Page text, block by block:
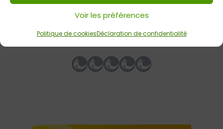
Voir les préférences
Politique de cookiesDéclaration de confidentialité
Votre avis sur